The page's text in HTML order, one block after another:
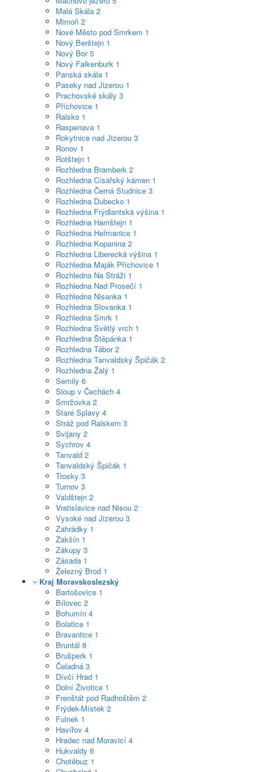
Malá Skála 2
Mimoň 2
Nové Město pod Smrkem 1
Nový Berštejn 1
Nový Bor5
Nový Falkenburk 1
Panská skála 1
Paseky nad Jizerou 1
Prachovské skály 3
Příchovice 1
Ralsko 1
Raspenava 1
Rokytnice nad Jizerou 3
Ronov 1
Rotštejn 1
Rozhledna Bramberk 2
Rozhledna Císařský kámen 1
Rozhledna Černá Studnice 3
Rozhledna Dubecko 1
Rozhledna Frýdlantská výšina 1
Rozhledna Hamštejn 1
Rozhledna Heřmanice 1
Rozhledna Kopanina 2
Rozhledna Liberecká výšina 1
Rozhledna Maják Příchovice 1
Rozhledna Na Stráži 1
Rozhledna Nad Prosečí 1
Rozhledna Nisanka 1
Rozhledna Slovanka 1
Rozhledna Smrk 1
Rozhledna Světlý vrch 1
Rozhledna Štěpánka 1
Rozhledna Tábor2
Rozhledna Tanvaldský Špičák 2
Rozhledna Žalý 1
Semily 6
Sloup v Čechách 4
Smržovka 2
Staré Splavy 4
Stráž pod Ralskem 3
Svijany 2
Sychrov 4
Tanvald 2
Tanvaldský Špičák 1
Trosky 3
Turnov 3
Valdštejn 2
Vratislavice nad Nisou 2
Vysoké nad Jizerou 3
Zahrádky 1
Zakšín 1
Zákupy 3
Zásada 1
Železný Brod 1
Kraj Moravskoslezský
Bartošovice 1
Bílovec 2
Bohumín 4
Bolatice 1
Bravantice 1
Bruntál 8
Brušperk 1
Čeladná 3
Dívčí Hrad 1
Dolní Životice 1
Frenštát pod Radhoštěm 2
Frýdek-Místek 2
Fulnek 1
Havířov 4
Hradec nad Moravicí 4
Hukvaldy 6
Chotěbuz 1